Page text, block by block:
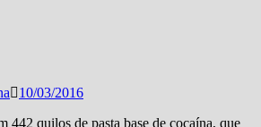
10/03/2016
442 quilos de pasta base de cocaína, que